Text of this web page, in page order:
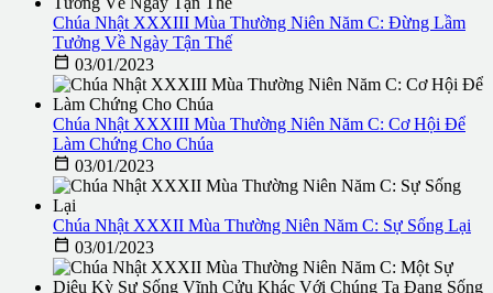
Chúa Nhật XXXIII Mùa Thường Niên Năm C: Đừng Lầm
Tưởng Về Ngày Tận Thế
 03/01/2023
Chúa Nhật XXXIII Mùa Thường Niên Năm C: Cơ Hội Để
Làm Chứng Cho Chúa
 03/01/2023
Chúa Nhật XXXII Mùa Thường Niên Năm C: Sự Sống Lại
 03/01/2023